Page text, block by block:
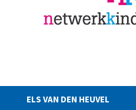
ELS VAN DEN HEUVEL